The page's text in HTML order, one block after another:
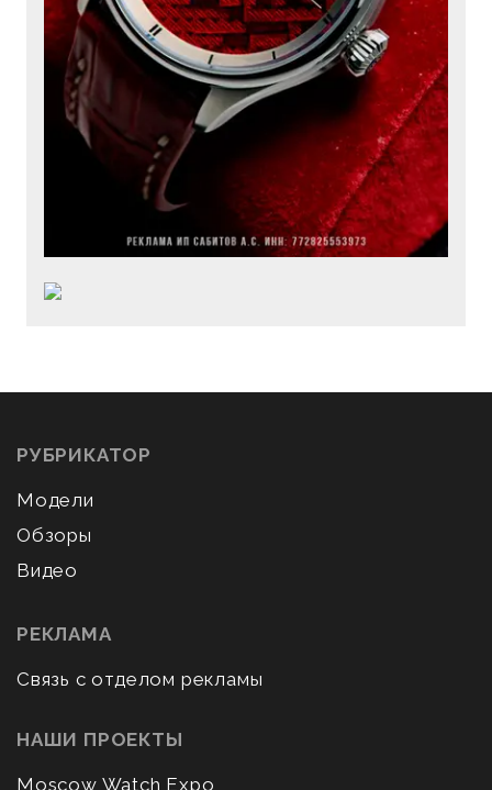
РУБРИКАТОР
Модели
Обзоры
Видео
РЕКЛАМА
Связь с отделом рекламы
НАШИ ПРОЕКТЫ
Moscow Watch Expo